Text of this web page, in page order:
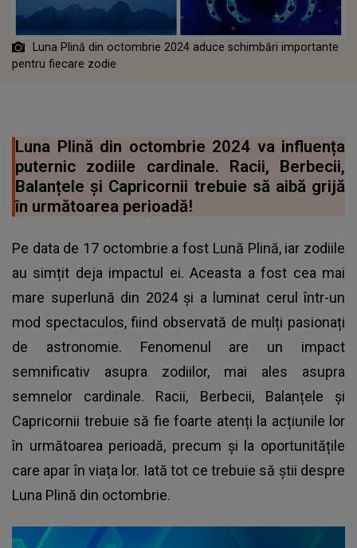
Luna Plină din octombrie 2024 aduce schimbări importante
pentru fiecare zodie
Luna Plină din octombrie 2024 va influența
puternic zodiile cardinale. Racii, Berbecii,
Balanțele și Capricornii trebuie să aibă grijă
în următoarea perioadă!
Pe data de 17 octombrie a fost Lună Plină, iar zodiile
au simțit deja impactul ei. Aceasta a fost cea mai
mare superlună din 2024 și a luminat cerul într-un
mod spectaculos, fiind observată de mulți pasionați
de astronomie. Fenomenul are un impact
semnificativ asupra zodiilor, mai ales asupra
semnelor cardinale. Racii, Berbecii, Balanțele și
Capricornii trebuie să fie foarte atenți la acțiunile lor
în următoarea perioadă, precum și la oportunitățile
care apar în viața lor. Iată tot ce trebuie să știi despre
Luna Plină din octombrie.